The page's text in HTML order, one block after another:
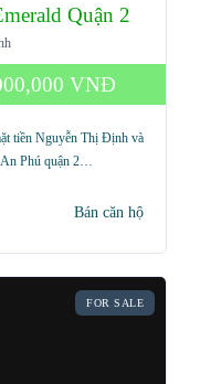
Quận 2
VNĐ
tiền Nguyễn Thị Định và
Phú quận 2…
Bán căn hộ
FOR SALE